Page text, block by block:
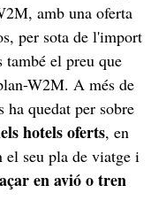
amb una oferta
per sota de l'import
el preu que
W2M. A més de
quedat per sobre
hotels oferts, en
el seu pla de viatge i
en avió o tren